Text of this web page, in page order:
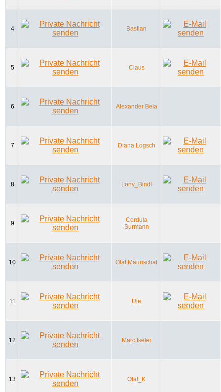
4 Bastian
5 Claus
6 Alexander Bela
7 Diana Logsch
8 Lony_Bindl
9
Cordula
Surmann
10 Olaf Maurischat
11 Ute
12 Marc Iseler
13 Olaf_K